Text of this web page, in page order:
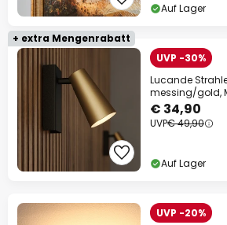
Auf Lager
+ extra Mengenrabatt
UVP -30%
Lucande
messing/gold,
€ 34,90
UVP€ 49,90
Auf Lager
UVP -20%